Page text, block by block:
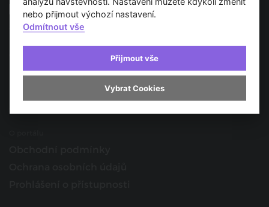
Spojujeme svět architektury
Provozovatel
nebo přijmout výchozí nastavení.
Odmítnout vše
Přijmout vše
Vybrat Cookies